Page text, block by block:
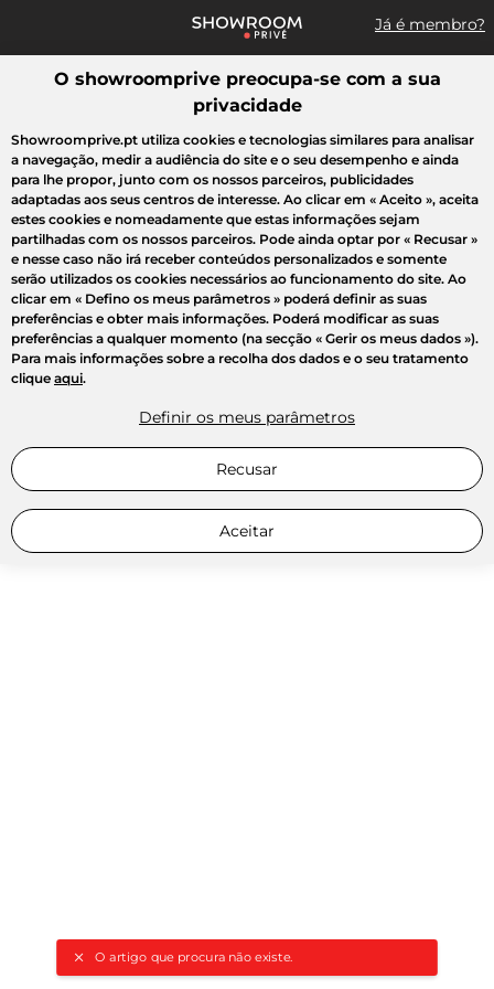
Já é membro?
Pesquisar uma marca, um artigo, uma venda...
O artigo que procura não existe.
Todas as vendas Moda Desporto Casa Criança Beleza
O showroomprive preocupa-se com a sua
privacidade
Showroomprive.pt utiliza cookies e tecnologias similares para analisar
a navegação, medir a audiência do site e o seu desempenho e ainda
para lhe propor, junto com os nossos parceiros, publicidades
adaptadas aos seus centros de interesse. Ao clicar em « Aceito », aceita
estes cookies e nomeadamente que estas informações sejam
partilhadas com os nossos parceiros. Pode ainda optar por « Recusar »
e nesse caso não irá receber conteúdos personalizados e somente
serão utilizados os cookies necessários ao funcionamento do site. Ao
clicar em « Defino os meus parâmetros » poderá definir as suas
preferências e obter mais informações. Poderá modificar as suas
preferências a qualquer momento (na secção « Gerir os meus dados »).
Para mais informações sobre a recolha dos dados e o seu tratamento
clique aqui.
Definir os meus parâmetros
Recusar
Aceitar